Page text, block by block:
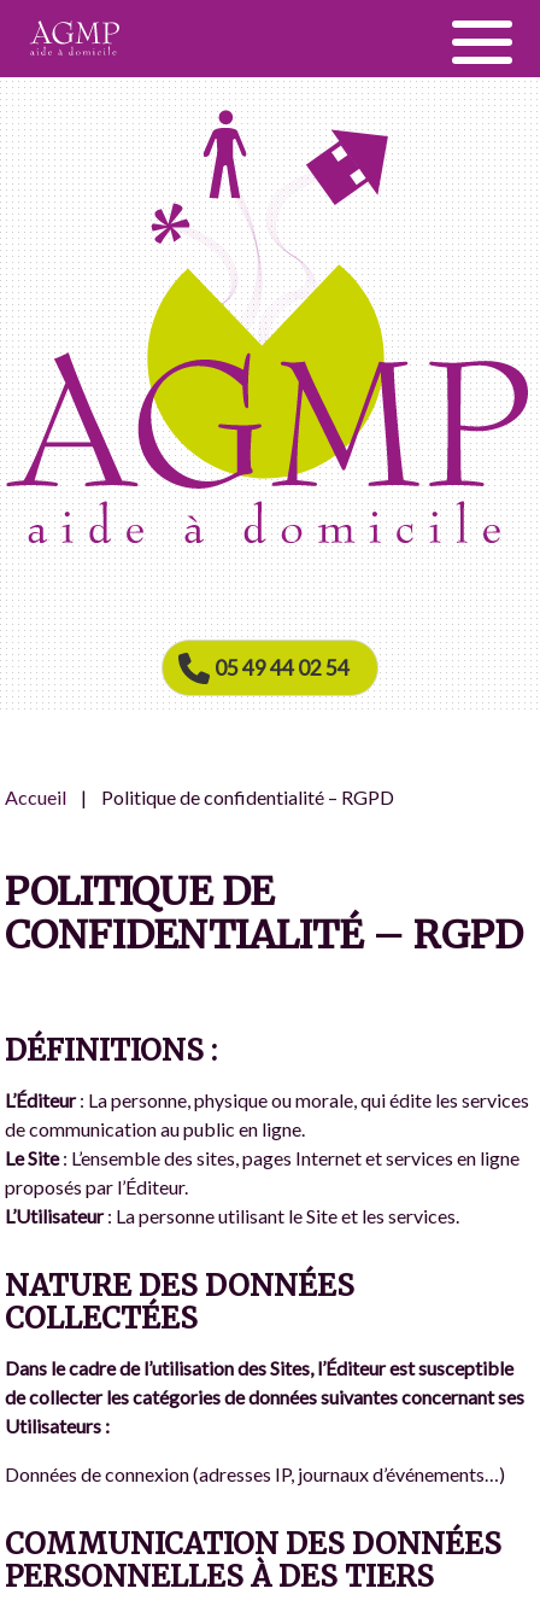
05 49 44 02 54
Accueil Politique de confidentialité – RGPD
POLITIQUE DE
CONFIDENTIALITÉ – RGPD
DÉFINITIONS :
L’Éditeur: La personne, physique ou morale, qui édite les services
de communication au public en ligne.
Le Site: L’ensemble des sites, pages Internet et services en ligne
proposés par l’Éditeur.
L’Utilisateur: La personne utilisant le Site et les services.
NATURE DES DONNÉES
COLLECTÉES
Dans le cadre de l’utilisation des Sites, l’Éditeur est susceptible
de collecter les catégories de données suivantes concernant ses
Utilisateurs :
Données de connexion (adresses IP, journaux d’événements…)
COMMUNICATION DES DONNÉES
PERSONNELLES À DES TIERS